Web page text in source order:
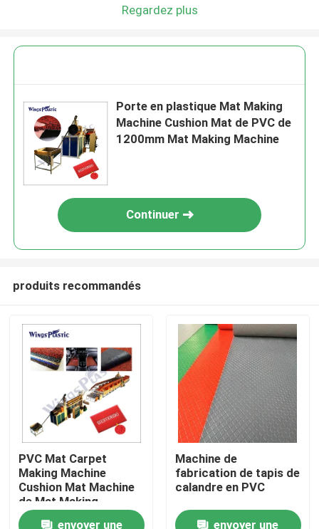
Maison
Produits
Au sujet de nous
Regardez plus
Porte en plastique Mat Making
Machine Cushion Mat de PVC de
1200mm Mat Making Machine
Continuer
produits recommandés
PVC Mat Carpet
Making Machine
Cushion Mat Machine
de Mat Making
Machine de plancher
envoyer une
Machine de
fabrication de tapis de
calandre en PVC
envoyer une